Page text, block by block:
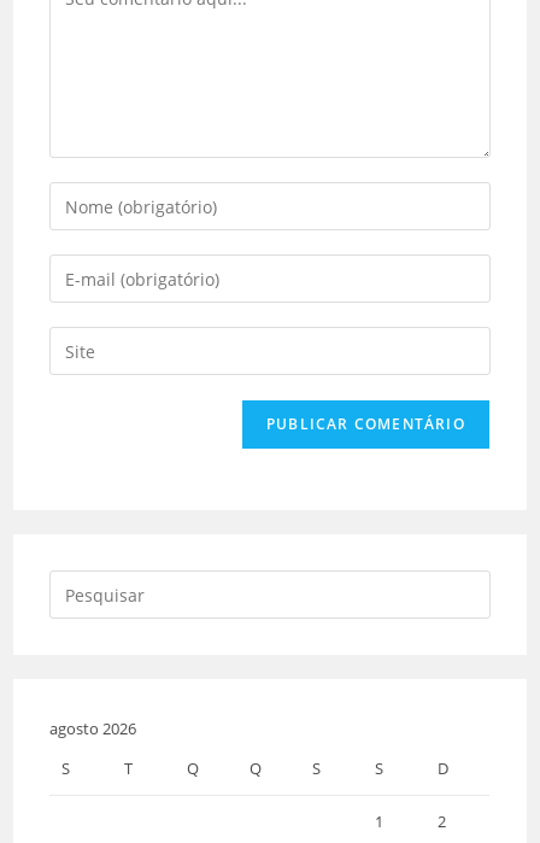
agosto 2026
S
T Q Q S S D
1 2